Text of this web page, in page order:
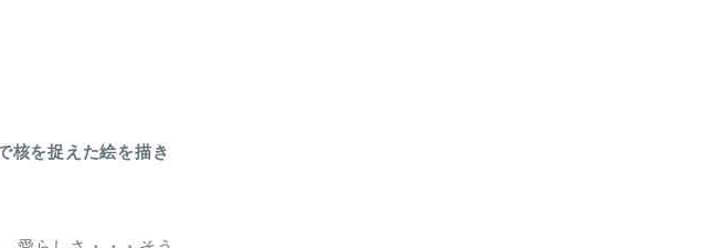
核を捉えた絵を描き